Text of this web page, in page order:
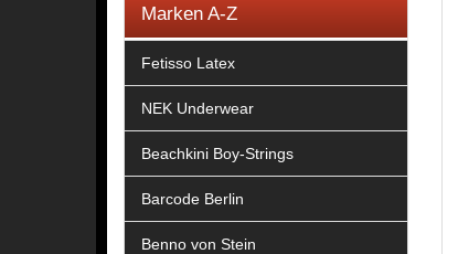
Marken A-Z
Fetisso Latex
NEK Underwear
Beachkini Boy-Strings
Barcode Berlin
Benno von Stein